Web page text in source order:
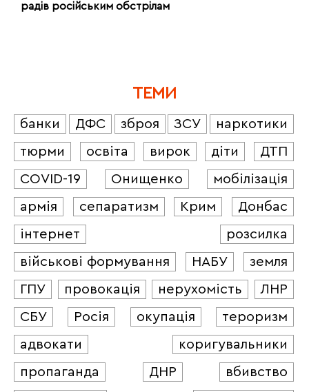
радів російським обстрілам
ТЕМИ
банки ДФС зброя ЗСУ
наркотики
тюрми
освіта вирок діти
ДТП
COVID-19
Онищенко
мобілізація
армія
сепаратизм Крим
Донбас
інтернет
розсилка
військові формування
НАБУ
земля
ГПУ
провокація нерухомість
ЛНР
СБУ
Росія окупація
тероризм
адвокати
коригувальники
пропаганда
ДНР
вбивство